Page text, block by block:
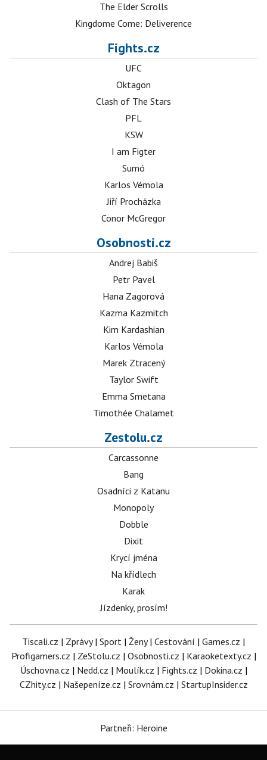
The Elder Scrolls
Kingdome Come: Deliverence
Fights.cz
UFC
Oktagon
Clash of The Stars
PFL
KSW
I am Figter
Sumó
Karlos Vémola
Jiří Procházka
Conor McGregor
Osobnosti.cz
Andrej Babiš
Petr Pavel
Hana Zagorová
Kazma Kazmitch
Kim Kardashian
Karlos Vémola
Marek Ztracený
Taylor Swift
Emma Smetana
Timothée Chalamet
Zestolu.cz
Carcassonne
Bang
Osadníci z Katanu
Monopoly
Dobble
Dixit
Krycí jména
Na křídlech
Karak
Jízdenky, prosím!
Tiscali.cz | Zprávy| Sport | Ženy| Cestování | Games.cz |
Profigamers.cz | ZeStolu.cz | Osobnosti.cz | Karaoketexty.cz |
Úschovna.cz | Nedd.cz | Moulík.cz | Fights.cz | Dokina.cz |
CZhity.cz | Našepeníze.cz | Srovnám.cz | StartupInsider.cz
Partneři: Heroine